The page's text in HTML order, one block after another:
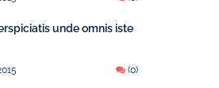
unde omnis iste
(0)